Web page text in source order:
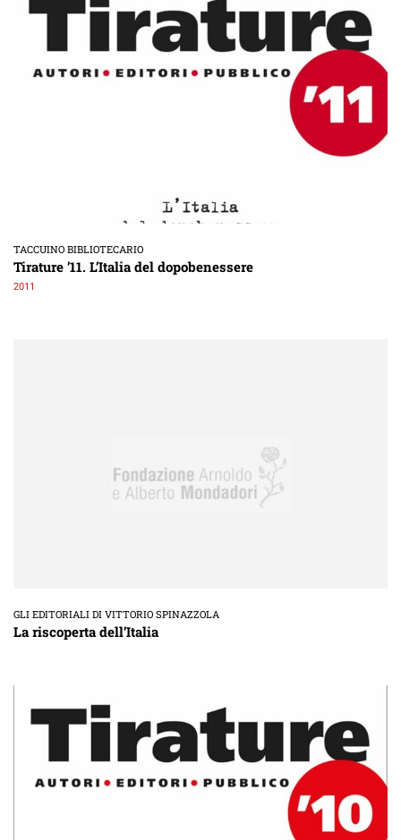
TACCUINO BIBLIOTECARIO
Tirature ’11. L’Italia del dopobenessere
2011
GLI EDITORIALI DI VITTORIO SPINAZZOLA
La riscoperta dell’Italia